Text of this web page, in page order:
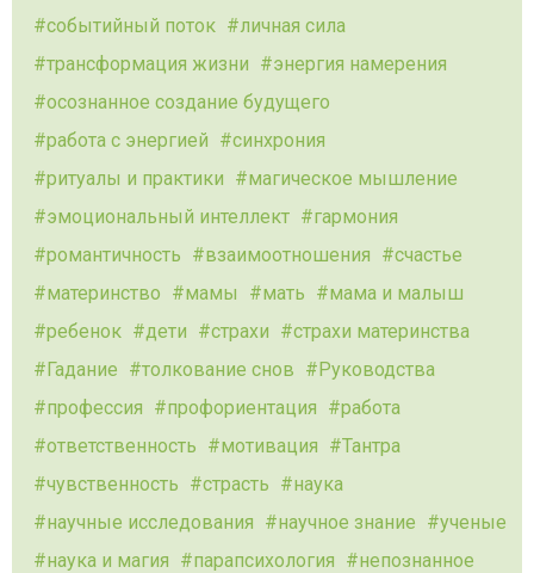
событийный поток
личная сила
трансформация жизни
энергия намерения
осознанное создание будущего
работа с энергией
синхрония
ритуалы и практики
магическое мышление
эмоциональный интеллект
гармония
романтичность
взаимоотношения
счастье
материнство
мамы мать
мама и малыш
ребенок
дети страхи
страхи материнства
Гадание
толкование снов
Руководства
профессия
профориентация
работа
ответственность
мотивация
Тантра
чувственность
страсть
наука
научные исследования
научное знание
ученые
наука и магия
парапсихология
непознанное